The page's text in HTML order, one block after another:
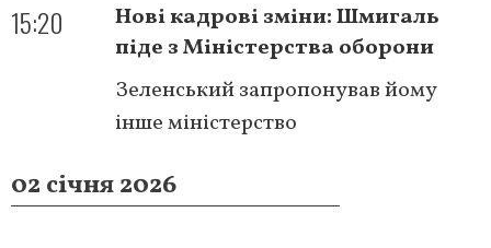
15:20
Нові кадрові зміни: Шмигаль
піде з Міністерства оборони
Зеленський запропонував йому
інше міністерство
02 січня 2026